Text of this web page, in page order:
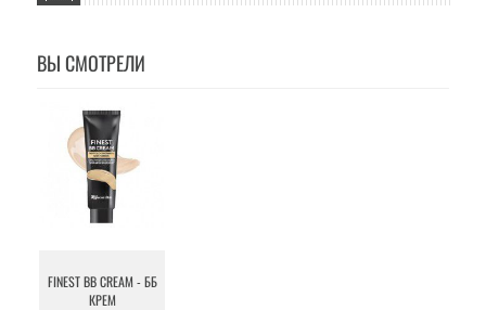
ВЫ СМОТРЕЛИ
FINEST BB CREAM - ББ
КРЕМ